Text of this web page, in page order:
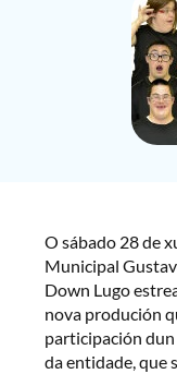
O sábado 28 de
Municipal
Down Lugo
nova produción
participación
da entidade, que